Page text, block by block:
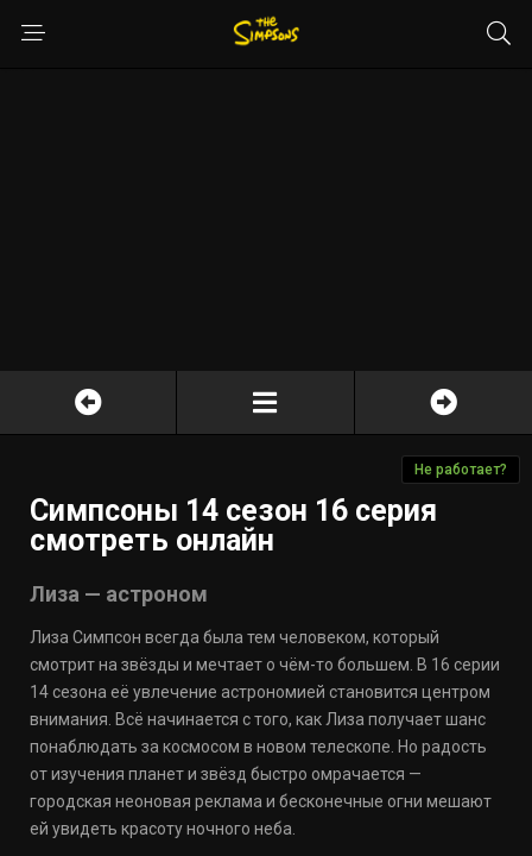
Не работает?
Симпсоны 14 сезон 16 серия
смотреть онлайн
Лиза — астроном
Лиза Симпсон всегда была тем человеком, который
смотрит на звёзды и мечтает о чём-то большем. В 16 серии
14 сезона её увлечение астрономией становится центром
внимания. Всё начинается с того, как Лиза получает шанс
понаблюдать за космосом в новом телескопе. Но радость
от изучения планет и звёзд быстро омрачается —
городская неоновая реклама и бесконечные огни мешают
ей увидеть красоту ночного неба.